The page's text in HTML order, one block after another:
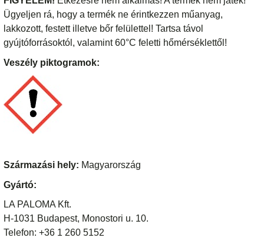
Ügyeljen rá, hogy a termék ne érintkezzen műanyag,
lakkozott, festett illetve bőr felülettel! Tartsa távol
gyújtóforrásoktól, valamint 60°C feletti hőmérséklettől!
Veszély piktogramok:
Származási hely: Magyarország
Gyártó:
LA PALOMA Kft.
H-1031 Budapest, Monostori u. 10.
Telefon: +36 1 260 5152